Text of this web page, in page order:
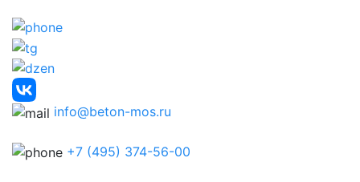
info@beton-mos.ru
+7 (495) 374-56-00